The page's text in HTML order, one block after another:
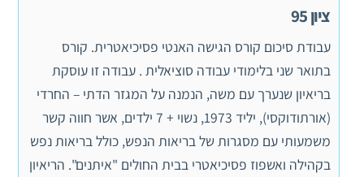
ציון 95
עבודת סיכום קורס הגישה האנטי פסיכיאטרית. קורס
בתואר שני בלימודי עבודה סוציאלית . עבודה זו עוסקת
בריאיון שנערך עם משה, הנמנה על המגזר הדתי – החרדי
(אורתודוקסי), יליד 1973, נשוי + 7 ילדים, אשר חווה קשר
משמעותי עם מסגרות של בריאות הנפש, כולל בריאות נפש
בקהילה ואשפוז פסיכיאטרי בבית החולים "איתנים". הריאיון